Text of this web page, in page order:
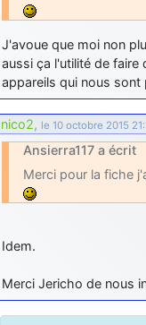
J'avoue que moi non
aussi ça l'utilité de
appareils qui nous
nico2, le 10 octobre 2015
Ansierra117 a écrit
Merci pour la fiche
Idem.
Merci Jericho de nous